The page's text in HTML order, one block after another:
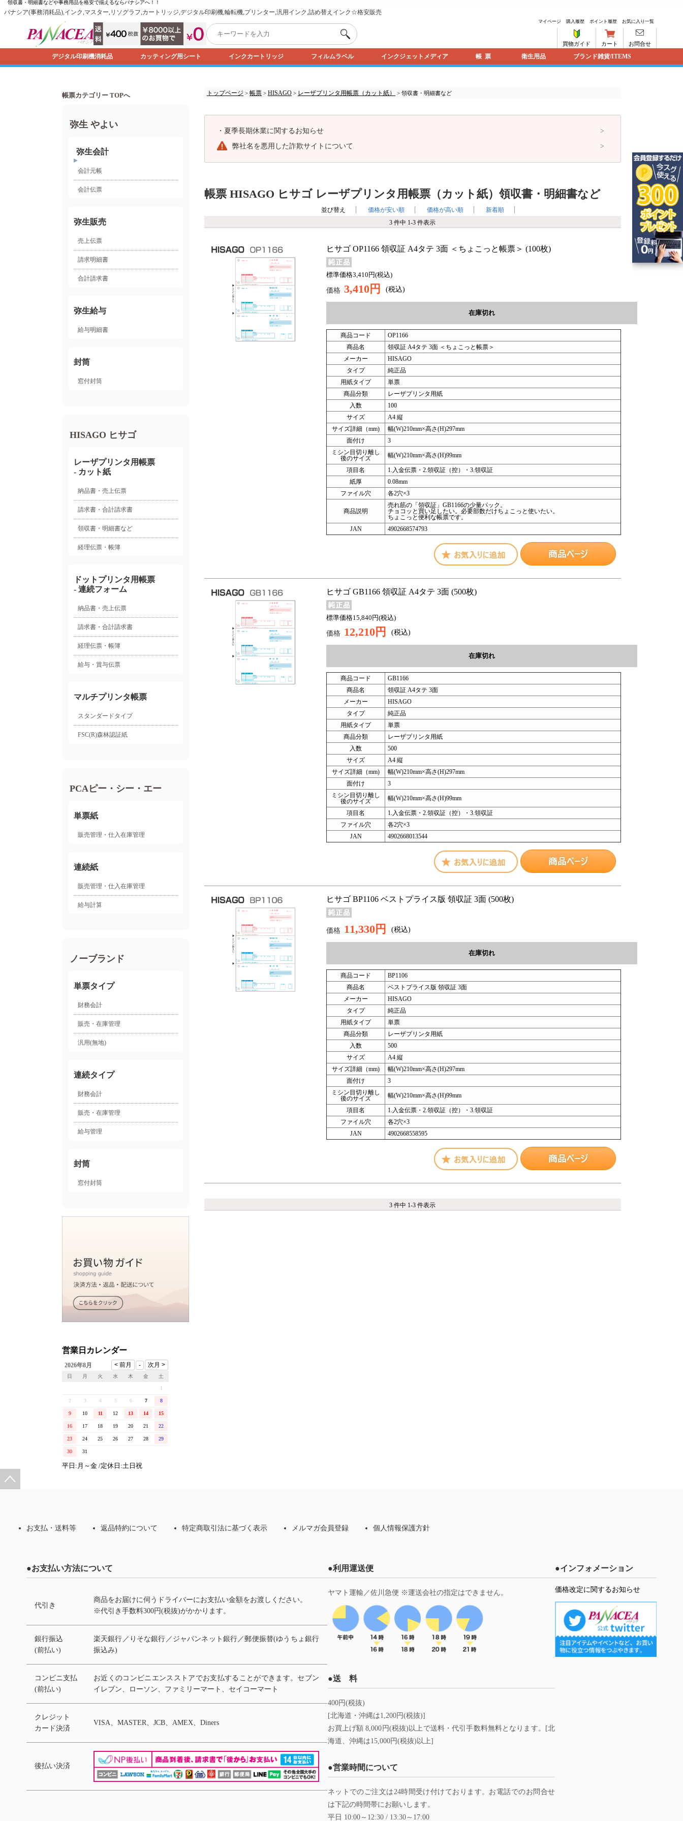
領収書・明細書などや事務用品を格安で揃えるならパナシアへ！！
パナシア(事務消耗品),インク,マスター,リソグラフ,カートリッジ,デジタル印刷機,輪転機,プリンター,汎用インク,詰め替えインク☆格安販売
マイページ 購入履歴 ポイント履歴 お気に入り一覧
買物ガイド カート お問合せ
デジタル印刷機消耗品 カッティング用シート インクカートリッジ フィルムラベル インクジェットメディア 帳票 衛生用品 ブランド雑貨/ITEMS
帳票カテゴリー TOPへ
弥生 やよい
弥生会計
会計元帳
会計伝票
弥生販売
売上伝票
請求明細書
合計請求書
弥生給与
給与明細書
封筒
窓付封筒
HISAGO ヒサゴ
レーザプリンタ用帳票
- カット紙
納品書・売上伝票
請求書・合計請求書
領収書・明細書など
経理伝票・帳簿
ドットプリンタ用帳票
- 連続フォーム
納品書・売上伝票
請求書・合計請求書
経理伝票・帳簿
給与・賞与伝票
マルチプリンタ帳票
スタンダードタイプ
FSC(R)森林認証紙
PCAピー・シー・エー
単票紙
販売管理・仕入在庫管理
連続紙
販売管理・仕入在庫管理
給与計算
ノーブランド
単票タイプ
財務会計
販売・在庫管理
汎用(無地)
連続タイプ
財務会計
販売・在庫管理
給与管理
封筒
窓付封筒
営業日カレンダー
2026年8月
日 月 火 水 木 金 土
1
2 3 4 5 6 7 8
9 10 11 12 13 14 15
16 17 18 19 20 21 22
23 24 25 26 27 28 29
30 31
平日:月～金 /定休日:土日祝
トップページ > 帳票 > HISAGO > レーザプリンタ用帳票（カット紙） > 領収書・明細書など
・ 夏季長期休業に関するお知らせ
弊社名を悪用した詐欺サイトについて
帳票 HISAGO ヒサゴ レーザプリンタ用帳票（カット紙）領収書・明細書など
並び替え 価格が安い順 価格が高い順
新着順
3 件中 1-3 件表示
ヒサゴ OP1166 領収証 A4タテ 3面 ＜ちょこっと帳票＞ (100枚)
標準価格3,410円(税込)
価格 3,410円 (税込)
在庫切れ
商品コード
OP1166
商品名
領収証 A4タテ 3面 ＜ちょこっと帳票＞
メーカー
HISAGO
タイプ
純正品
用紙タイプ
単票
商品分類
レーザプリンタ用紙
入数
100
サイズ
A4 縦
サイズ詳細（mm)
幅(W)210mm×高さ(H)297mm
面付け
3
ミシン目切り離し
後のサイズ
幅(W)210mm×高さ(H)99mm
項目名
1.入金伝票・2.領収証（控）・3.領収証
紙厚
0.08mm
ファイル穴
各2穴×3
商品説明
売れ筋の「領収証」GB1166の少量パック。
チョコッと買い足したい。必要部数だけちょこっと使いたい。
ちょこっと便利な帳票です。
JAN
4902668574793
ヒサゴ GB1166 領収証 A4タテ 3面 (500枚)
標準価格15,840円(税込)
価格 12,210円 (税込)
在庫切れ
商品コード
GB1166
商品名
領収証 A4タテ 3面
メーカー
HISAGO
タイプ
純正品
用紙タイプ
単票
商品分類
レーザプリンタ用紙
入数
500
サイズ
A4 縦
サイズ詳細（mm)
幅(W)210mm×高さ(H)297mm
面付け
3
ミシン目切り離し
後のサイズ
幅(W)210mm×高さ(H)99mm
項目名
1.入金伝票・2.領収証（控）・3.領収証
ファイル穴
各2穴×3
JAN
4902668013544
ヒサゴ BP1106 ベストプライス版 領収証 3面 (500枚)
価格 11,330円 (税込)
在庫切れ
商品コード
BP1106
商品名
ベストプライス版 領収証 3面
メーカー
HISAGO
タイプ
純正品
用紙タイプ
単票
商品分類
レーザプリンタ用紙
入数
500
サイズ
A4 縦
サイズ詳細（mm)
幅(W)210mm×高さ(H)297mm
面付け
3
ミシン目切り離し
後のサイズ
幅(W)210mm×高さ(H)99mm
項目名
1.入金伝票・2.領収証（控）・3.領収証
ファイル穴
各2穴×3
JAN
4902668558595
3 件中 1-3 件表示
お支払・送料等 返品特約について 特定商取引法に基づく表示 メルマガ会員登録 個人情報保護方針
●お支払い方法について
代引き
商品をお届けに伺うドライバーにお支払い金額をお渡しください。
※代引き手数料300円(税抜)がかかります。
銀行振込
(前払い)
楽天銀行／りそな銀行／ジャパンネット銀行／郵便振替(ゆうちょ銀行
振込み)
コンビニ支払
(前払い)
お近くのコンビニエンスストアでお支払することができます。セブン
イレブン、ローソン、ファミリーマート、セイコーマート
クレジット
カード決済
VISA、MASTER、JCB、AMEX、Diners
後払い決済
●利用運送便
ヤマト運輸／佐川急便 ※運送会社の指定はできません。
●送 料
400円(税抜)
[北海道・沖縄は1,200円(税抜)]
お買上げ額 8,000円(税抜)以上で送料・代引手数料無料となります。[北
海道、沖縄は15,000円(税抜)以上]
●営業時間について
ネットでのご注文は24時間受け付けております。お電話でのお問合せ
は下記の時間帯にお願いします。
平日 10:00～12:30 / 13:30～17:00
●インフォメーション
価格改定に関するお知らせ